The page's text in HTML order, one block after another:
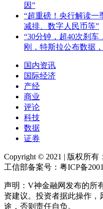
因”
“超重磅！央行解读一
减排、数字人民币等”
“30分钟，超40次刹车
刚，特斯拉公布数据
国内资讯
国际经济
产经
商业
评论
科技
数据
证券
Copyright © 2021 | 版权所有
工信部备案号：粤ICP备
声明：V神金融网发布的所
资建议。投资者据此操作，
途，否则责任自负。